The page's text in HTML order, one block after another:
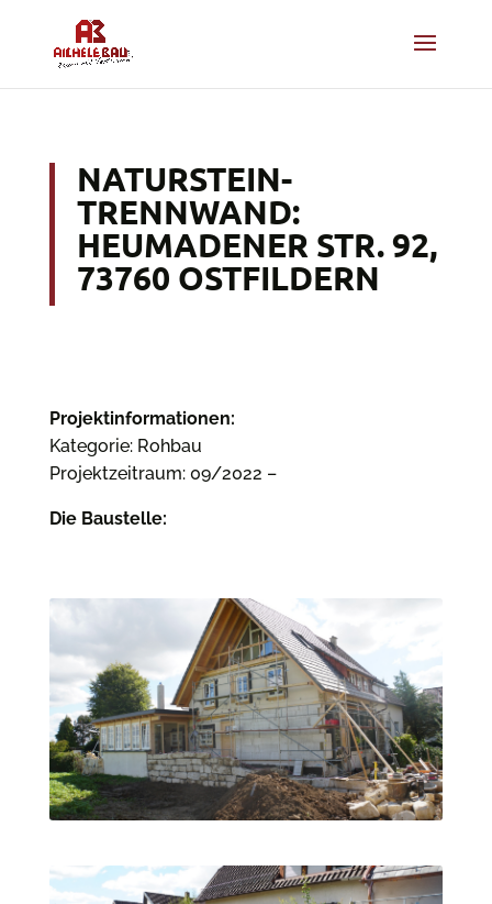
NATURSTEIN-
TRENNWAND:
HEUMADENER STR. 92,
73760 OSTFILDERN
Projektinformationen:
Kategorie: Rohbau
Projektzeitraum: 09/2022 –
Die Baustelle: